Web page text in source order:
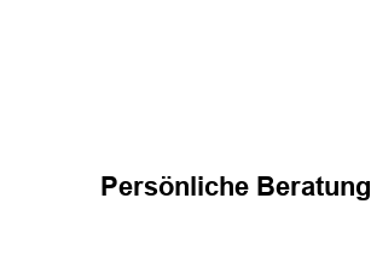
Persönliche Beratung